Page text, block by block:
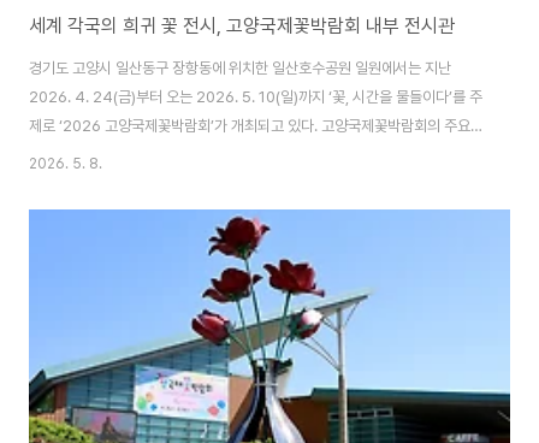
세계 각국의 희귀 꽃 전시, 고양국제꽃박람회 내부 전시관
경기도 고양시 일산동구 장항동에 위치한 일산호수공원 일원에서는 지난
2026. 4. 24(금)부터 오는 2026. 5. 10(일)까지 ‘꽃, 시간을 물들이다’를 주
제로 ‘2026 고양국제꽃박람회’가 개최되고 있다. 고양국제꽃박람회의 주요
행사로는 세계 각국의 다양한 꽃들을 전시하는 실내 화훼전시를 비롯하여 야외
연ㆍ이벤트 등 다양한 내용으로 구성되어 있다. 고양국제꽃박람회의 내부 전시
는 '글로벌 화훼 예술'의 정수를 만날 수 있는 다양한 콘텐츠로 구성되어 있으
며, 세계 각국의 희귀 꽃과 화예 기법을 한 눈에 볼 수 있는 것이 특징이라고 한
다. 꽃박람회 내부 전시에는 화훼전시관을 중심으로 우리나라 각 지역의 대표
꽃들과 최신 화훼 트렌드를..
2026. 5. 8.